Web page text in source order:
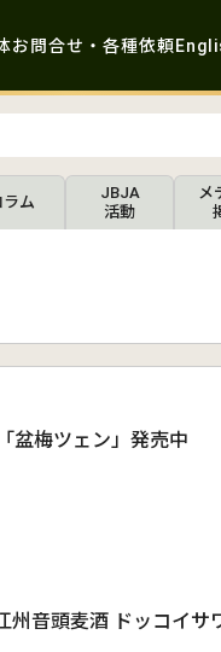
お問合せ・各種依頼
ラム
JBJA
活動
メ
盆梅ツェン」発売中
州音頭麦酒 ドッコイ